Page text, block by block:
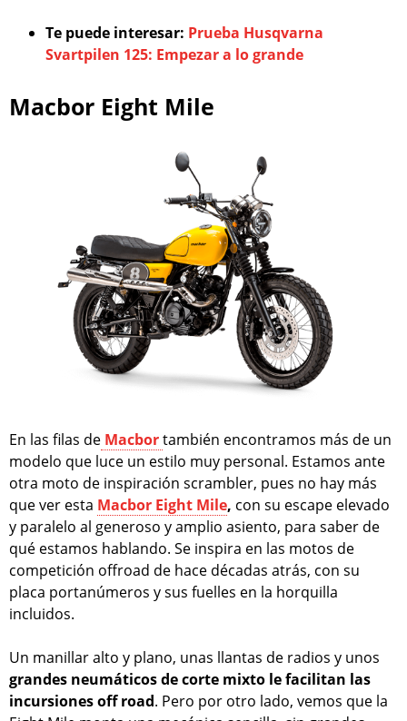
Te puede interesar: Prueba Husqvarna
Svartpilen 125: Empezar a lo grande
Macbor Eight Mile
En las filas de Macbortambién encontramos más de un
modelo que luce un estilo muy personal. Estamos ante
otra moto de inspiración scrambler, pues no hay más
que ver esta Macbor Eight Mile, con su escape elevado
y paralelo al generoso y amplio asiento, para saber de
qué estamos hablando. Se inspira en las motos de
competición offroad de hace décadas atrás, con su
placa portanúmeros y sus fuelles en la horquilla
incluidos.
Un manillar alto y plano, unas llantas de radios y unos
grandes neumáticos de corte mixto le facilitan las
incursiones off road. Pero por otro lado, vemos que la